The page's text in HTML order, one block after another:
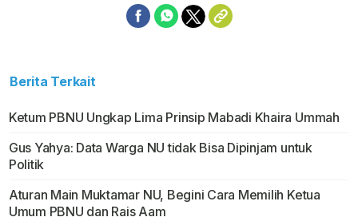
Berita Terkait
Ketum PBNU Ungkap Lima Prinsip Mabadi Khaira Ummah
Gus Yahya: Data Warga NU tidak Bisa Dipinjam untuk
Politik
Aturan Main Muktamar NU, Begini Cara Memilih Ketua
Umum PBNU dan Rais Aam